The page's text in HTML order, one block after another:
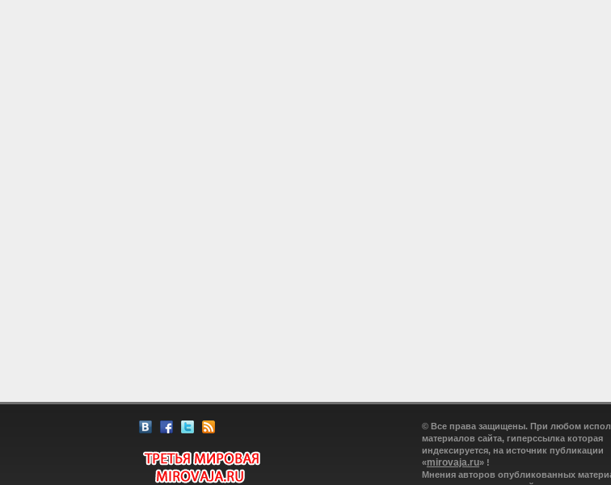
© Все права защищены. При любом
материалов сайта, гиперссылка которая
индексируется, на источник публикации
«mirovaja.ru» !
Мнения авторов опубликованных